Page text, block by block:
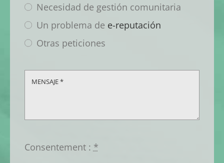
Necesidad de gestión comunitaria
Un problema de e-reputación
Otras peticiones
Consentement : *